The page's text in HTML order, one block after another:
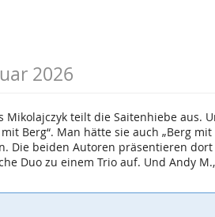
2026
teilt die Saitenhiebe aus.
Berg“. Man hätte sie auch „Berg
Die beiden Autoren präsentieren
Duo zu einem Trio auf. Und Andy